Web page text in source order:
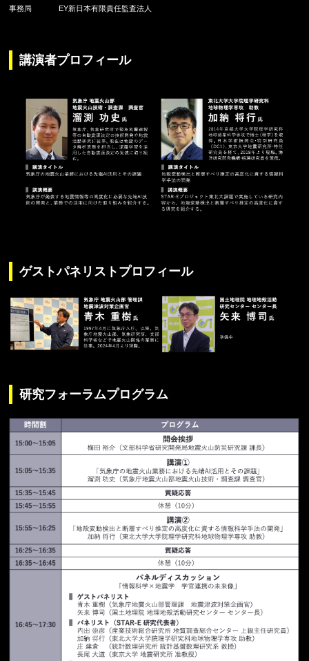
事務局 EY新日本有限責任監査法人
講演者プロフィール
ゲストパネリストプロフィール
研究フォーラムプログラム